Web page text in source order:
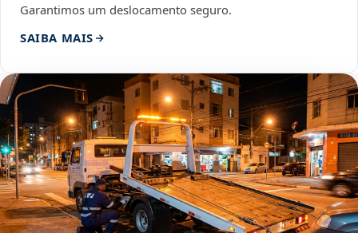
Garantimos um deslocamento seguro.
SAIBA MAIS